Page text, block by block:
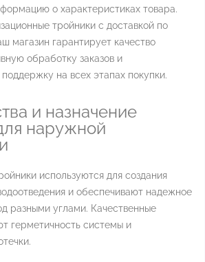
о характеристиках товара.
тройники с доставкой по
магазин гарантирует качество
обработку заказов и
на всех этапах покупки.
и назначение
наружной
используются для создания
и обеспечивают надежное
разными углами. Качественные
герметичность системы и